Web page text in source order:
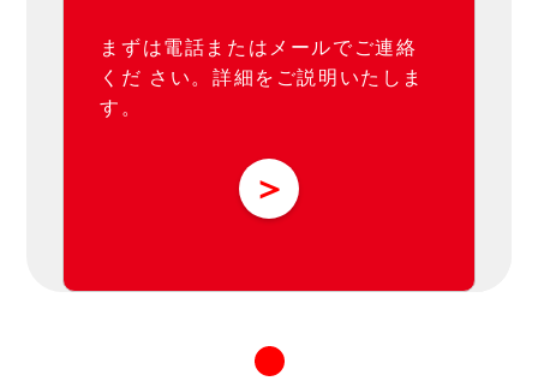
まずは電話またはメールでご連絡
くだ さい。詳細をご説明いたしま
す。
＞